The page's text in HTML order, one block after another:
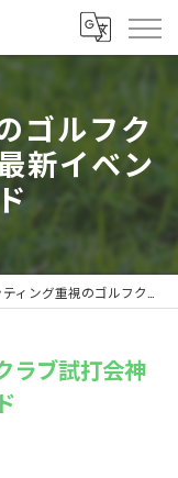
ゴルフク
新イベン
視のゴルフクラブ試打会神奈川県最新イベント情報ガイド
ラブ試打会神